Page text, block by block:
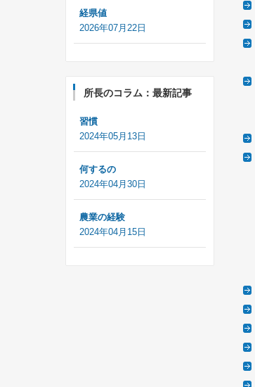
経県値
2026年07月22日
所長のコラム：最新記事
習慣
2024年05月13日
何するの
2024年04月30日
農業の経験
2024年04月15日